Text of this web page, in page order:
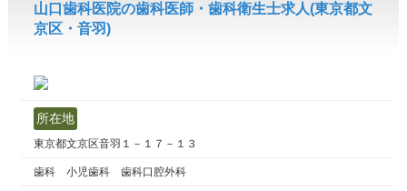
山口歯科医院の歯科医師・歯科衛生士求人(東京都文
京区・音羽)
所在地
東京都文京区音羽１－１７－１３
歯科 小児歯科 歯科口腔外科